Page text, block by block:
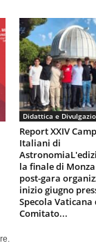
Didattica e
Report XXIV
Italiani di
la finale di
post-gara
inizio giugno
Specola Vaticana
Comitato...